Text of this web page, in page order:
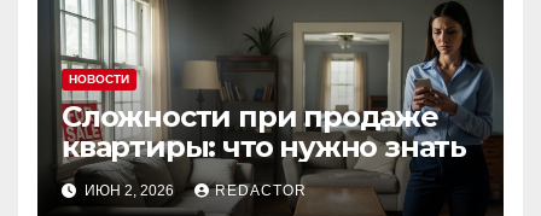
НОВОСТИ
Сложности при продаже
квартиры: что нужно знать
ИЮН 2, 2026 REDACTOR